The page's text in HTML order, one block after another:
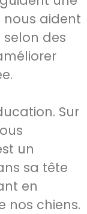
nous aident
des
Sur
un
sa tête
en
nos chiens.